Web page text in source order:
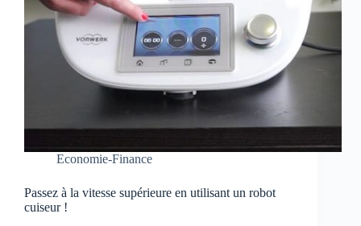
Economie-Finance
Passez à la vitesse supérieure en utilisant un robot
cuiseur !